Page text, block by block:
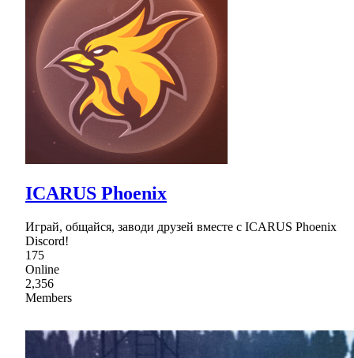
ICARUS Phoenix
Играй, общайся, заводи друзей вместе с ICARUS Phoenix
Discord!
175
Online
2,356
Members